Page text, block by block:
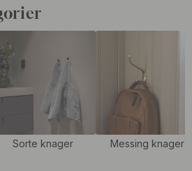
forskellige knager op, så barnet
og sin rygsæk op. Børneknage er
men også en praktisk
Sorte knager Messing knager